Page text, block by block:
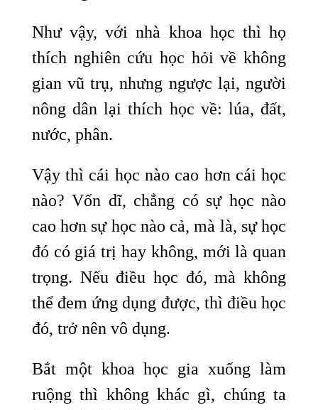
Như vậy, với nhà khoa học thì họ
thích nghiên cứu học hỏi về không
gian vũ trụ, nhưng ngược lại, người
nông dân lại thích học về: lúa, đất,
nước, phân.
Vậy thì cái học nào cao hơn cái học
nào? Vốn dĩ, chẳng có sự học nào
cao hơn sự học nào cả, mà là, sự học
đó có giá trị hay không, mới là quan
trọng. Nếu điều học đó, mà không
thể đem ứng dụng được, thì điều học
đó, trở nên vô dụng.
Bắt một khoa học gia xuống làm
ruộng thì không khác gì, chúng ta